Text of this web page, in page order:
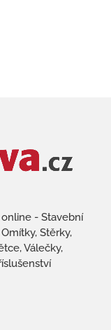
- Stavební
Stěrky,
Válečky,